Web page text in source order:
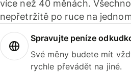
více než 40 měnách.
nepřetržitě po ruce na
Spravujte peníze
Své měny budete mít
rychle převádět na jiné.